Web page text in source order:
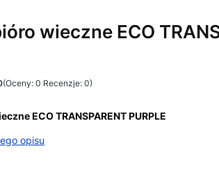
wieczne ECO
(Oceny: 0 Recenzje: 0)
ECO TRANSPARENT PURPLE
opisu